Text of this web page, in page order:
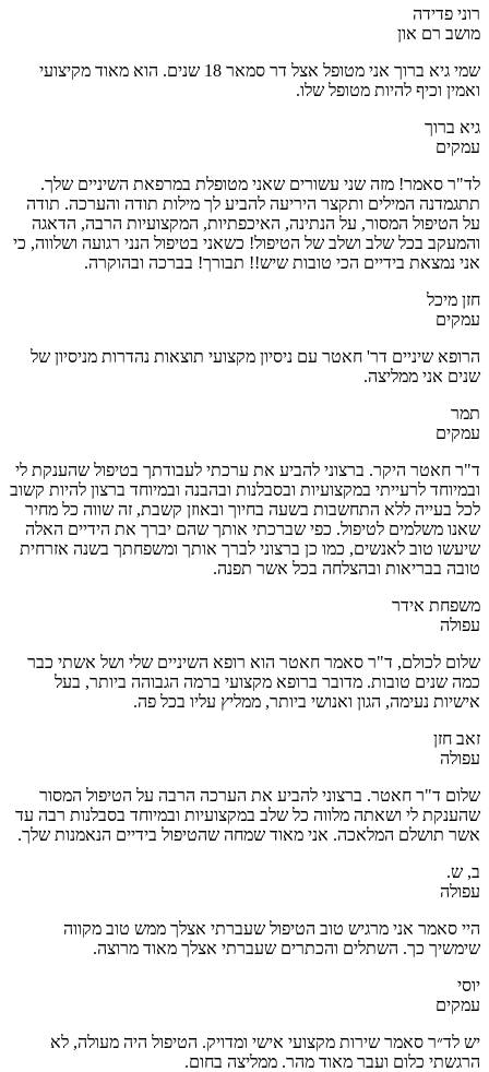
רוני פדידה
מושב רם און
שמי גיא ברוך אני מטופל אצל דר סמאר 18 שנים. הוא מאוד מקיצועי
ואמין וכיף להיות מטופל שלו.
גיא ברוך
עמקים
לד"ר סאמר! מזה שני עשורים שאני מטופלת במרפאת השיניים שלך.
תתגמדנה המילים ותקצר היריעה להביע לך מילות תודה והערכה. תודה
על הטיפול המסור, על הנתינה, האיכפתיות, המקצועיות הרבה, הדאגה
והמעקב בכל שלב ושלב של הטיפול! כשאני בטיפול הנני רגועה ושלווה, כי
אני נמצאת בידיים הכי טובות שיש!! תבורך! בברכה ובהוקרה.
חזן מיכל
עמקים
הרופא שיניים דר' חאטר עם ניסיון מקצועי תוצאות נהדרות מניסיון של
שנים אני ממליצה.
תמר
עמקים
ד"ר חאטר היקר. ברצוני להביע את ערכתי לעבודתך בטיפול שהענקת לי
ובמיוחד לרעייתי במקצועיות ובסבלנות ובהבנה ובמיוחד ברצון להיות קשוב
לכל בעייה ללא התחשבות בשעה בחיוך ובאוזן קשבת, זה שווה כל מחיר
שאנו משלמים לטיפול. כפי שברכתי אותך שהם יברך את הידיים האלה
שיעשו טוב לאנשים, כמו כן ברצוני לברך אותך ומשפחתך בשנה אזרחית
טובה בבריאות ובהצלחה בכל אשר תפנה.
משפחת אידר
עפולה
שלום לכולם, ד"ר סאמר חאטר הוא רופא השיניים שלי ושל אשתי כבר
כמה שנים טובות. מדובר ברופא מקצועי ברמה הגבוהה ביותר, בעל
אישיות נעימה, הגון ואנושי ביותר, ממליץ עליו בכל פה.
זאב חזן
עפולה
שלום ד"ר חאטר. ברצוני להביע את הערכה הרבה על הטיפול המסור
שהענקת לי ושאתה מלווה כל שלב במקצועיות ובמיוחד בסבלנות רבה עד
אשר תושלם המלאכה. אני מאוד שמחה שהטיפול בידיים הנאמנות שלך.
ב, ש.
עפולה
היי סאמר אני מרגיש טוב הטיפול שעברתי אצלך ממש טוב מקווה
שימשיך כך. השתלים והכתרים שעברתי אצלך מאוד מרוצה.
יוסי
עמקים
יש לד״ר סאמר שירות מקצועי אישי ומדויק. הטיפול היה מעולה, לא
הרגשתי כלום ועבר מאוד מהר. ‏ממליצה בחום.